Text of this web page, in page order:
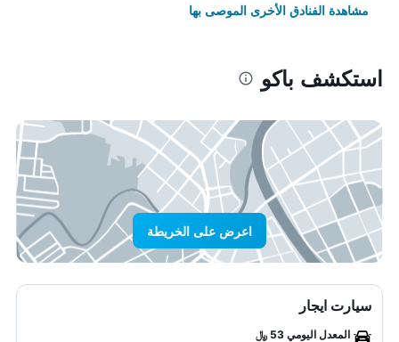
مشاهدة الفنادق الأخرى الموصى بها
استكشف باكو
اعرض على الخريطة
سيارت ايجار
المعدل اليومي 53 ﷼